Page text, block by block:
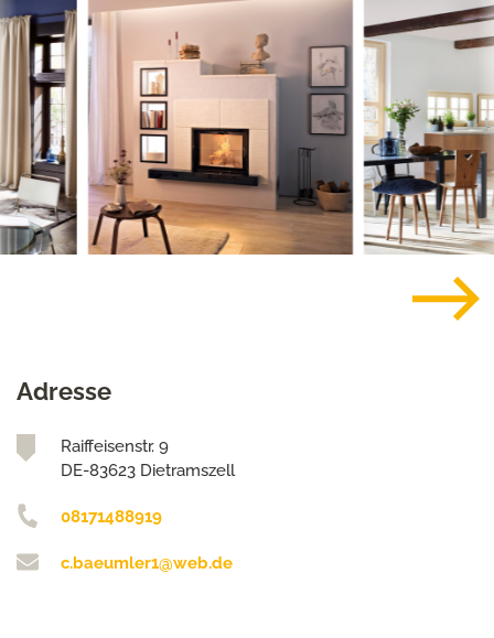
Adresse
Raiffeisenstr. 9
DE-83623 Dietramszell
08171488919
c.baeumler1@web.de